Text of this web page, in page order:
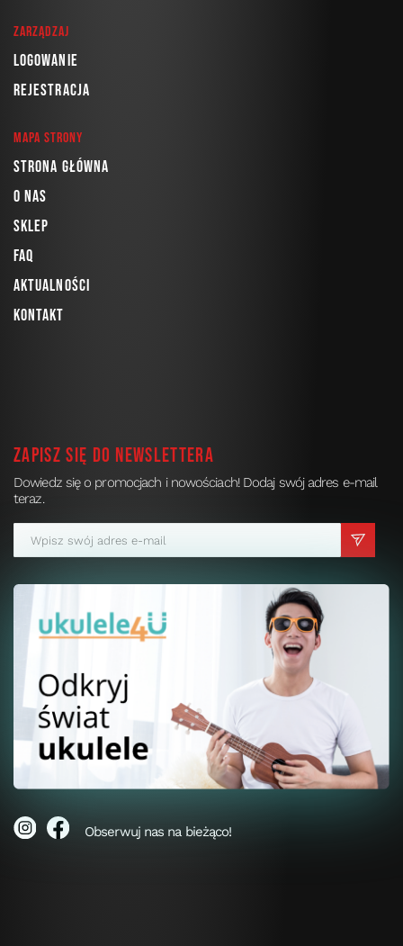
Zarządzaj
Logowanie
Rejestracja
Mapa strony
Strona główna
O nas
Sklep
FAQ
Aktualności
Kontakt
Zapisz się do newslettera
Dowiedz się o promocjach i nowościach! Dodaj swój adres e-mail
teraz.
Obserwuj nas na bieżąco!